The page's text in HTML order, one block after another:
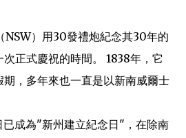
NSW）用30發禮炮紀念其30年的
正式慶祝的時間。 1838年，它
期，多年來也一直是以新南威爾士
成為"新州建立紀念日"，在除南